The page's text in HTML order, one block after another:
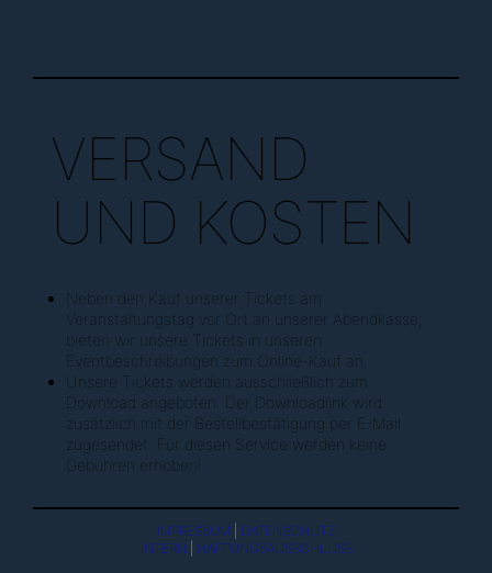
VERSAND
UND KOSTEN
Neben den Kauf unserer Tickets am
Veranstaltungstag vor Ort an unserer Abendkasse,
bieten wir unsere Tickets in unseren
Eventbeschreibungen zum Online-Kauf an.
Unsere Tickets werden ausschließlich zum
Download angeboten. Der Downloadlink wird
zusätzlich mit der Bestellbestätigung per E-Mail
zugesendet. Für diesen Service werden keine
Gebühren erhoben!
IMPRESSUM
DATENSCHUTZ
INTERN
HAFTUNGSAUSSCHLUSS